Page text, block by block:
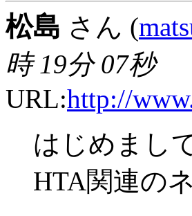
松島 さん (
時 19分 07秒
URL:http://
はじめまし
HTA関連の